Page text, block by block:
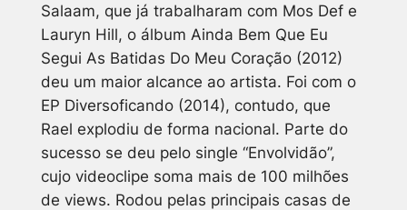
Salaam, que já trabalharam com Mos Def e
Lauryn Hill, o álbum Ainda Bem Que Eu
Segui As Batidas Do Meu Coração(2012)
deu um maior alcance ao artista. Foi com o
EP Diversoficando(2014), contudo, que
Rael explodiu de forma nacional. Parte do
sucesso se deu pelo single “Envolvidão”,
cujo videoclipe soma mais de 100 milhões
de views. Rodou pelas principais casas de